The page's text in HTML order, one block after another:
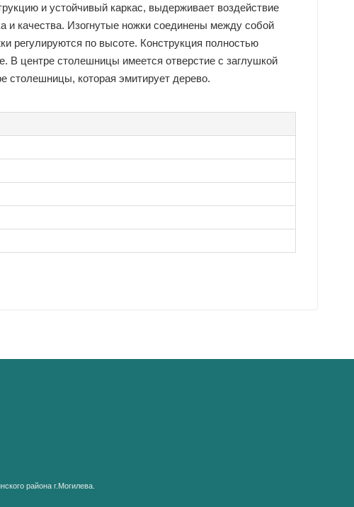
и устойчивый каркас, выдерживает воздействие
и качества. Изогнутые ножки соединены между собой
регулируются по высоте. Конструкция полностью
В центре столешницы имеется отверстие с заглушкой
столешницы, которая эмитирует дерево.
района г.Могилева.